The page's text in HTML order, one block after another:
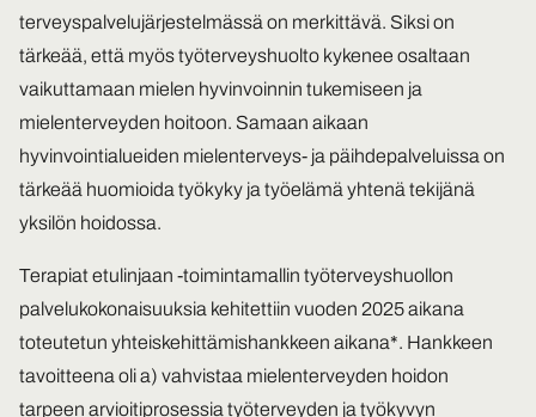
terveyspalvelujärjestelmässä on merkittävä. Siksi on
tärkeää, että myös työterveyshuolto kykenee osaltaan
vaikuttamaan mielen hyvinvoinnin tukemiseen ja
mielenterveyden hoitoon. Samaan aikaan
hyvinvointialueiden mielenterveys- ja päihdepalveluissa on
tärkeää huomioida työkyky ja työelämä yhtenä tekijänä
yksilön hoidossa.
Terapiat etulinjaan -toimintamallin työterveyshuollon
palvelukokonaisuuksia kehitettiin vuoden 2025 aikana
toteutetun yhteiskehittämishankkeen aikana*. Hankkeen
tavoitteena oli a) vahvistaa mielenterveyden hoidon
tarpeen arvioitiprosessia työterveyden ja työkyvyn